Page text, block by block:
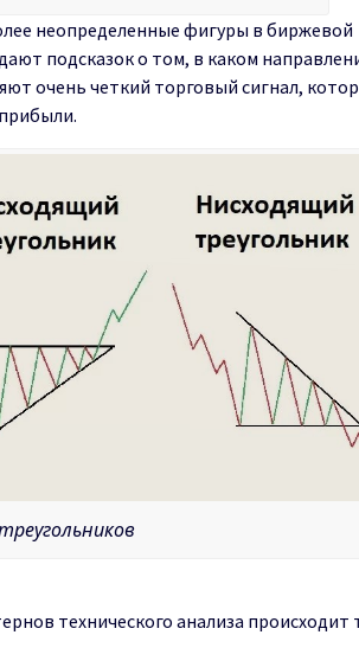
неопределенные фигуры в биржевой
подсказок о том, в каком
очень четкий торговый сигнал,
технического анализа происходит